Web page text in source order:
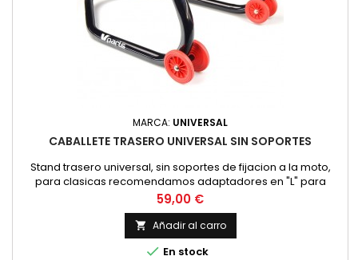
MARCA: UNIVERSAL
CABALLETE TRASERO UNIVERSAL SIN SOPORTES
Stand trasero universal, sin soportes de fijacion a la moto,
para clasicas recomendamos adaptadores en "L" para
levantar la moto por el basculantel Color: negro
Precio
59,00 €
 Añadir al carro
 En stock